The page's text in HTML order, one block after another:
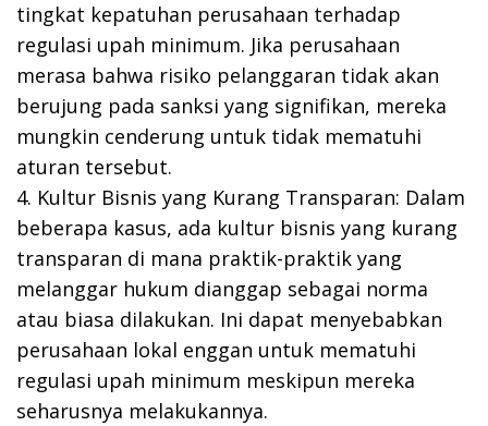
tingkat kepatuhan perusahaan terhadap
regulasi upah minimum. Jika perusahaan
merasa bahwa risiko pelanggaran tidak akan
berujung pada sanksi yang signifikan, mereka
mungkin cenderung untuk tidak mematuhi
aturan tersebut.
4. Kultur Bisnis yang Kurang Transparan: Dalam
beberapa kasus, ada kultur bisnis yang kurang
transparan di mana praktik-praktik yang
melanggar hukum dianggap sebagai norma
atau biasa dilakukan. Ini dapat menyebabkan
perusahaan lokal enggan untuk mematuhi
regulasi upah minimum meskipun mereka
seharusnya melakukannya.